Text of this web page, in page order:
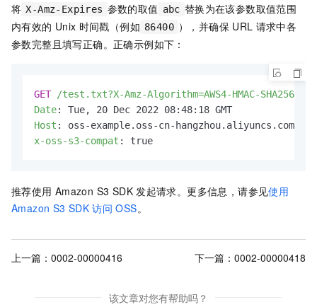
将 X-Amz-Expires 参数的取值 abc 替换为在该参数取值范围
内有效的 Unix 时间戳（例如 86400 ），并确保 URL 请求中各
参数完整且填写正确。正确示例如下：
GET
/test.txt?X-Amz-Algorithm=AWS4-HMAC-
Date:
Host :
x-oss-s3-compat : true
推荐使用 Amazon S3 SDK 发起请求。更多信息，请参见使用
Amazon S3 SDK 访问 OSS。
上一篇： 0002-00000416 下一篇： 0002-00000418
该文章对您有帮助吗？